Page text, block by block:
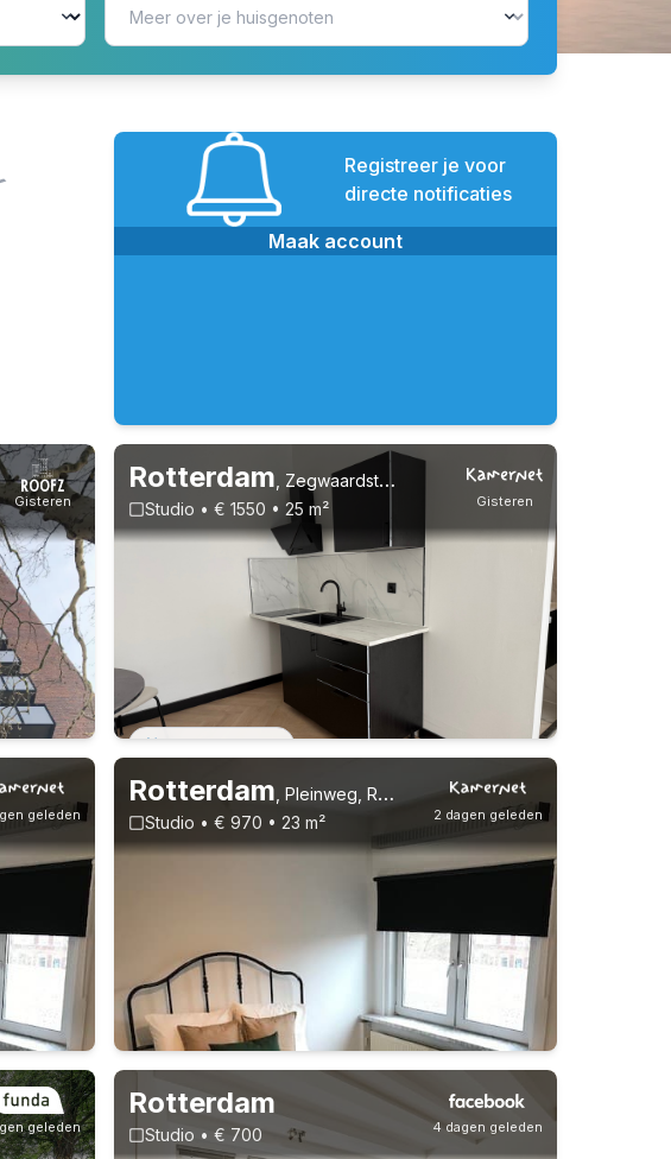
Registreer je voor
directe notificaties
Maak account
Gisteren Gisteren
Rotterdam Zegwaardstraat
Studio • € 1550 • 25 m²
5-8-26 - 5-8-28
geleden 2 dagen geleden
Rotterdam Pleinweg, Rotterdam Zuid
Studio • € 970 • 23 m²
geleden 4 dagen geleden
Rotterdam
Studio • € 700